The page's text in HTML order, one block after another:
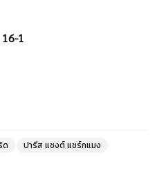
1
ด
ปารีส แซงต์ แชร์กแมง